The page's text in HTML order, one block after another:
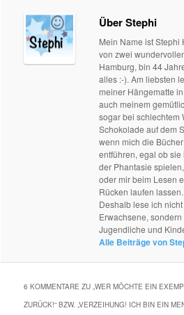
Über Stephi
Mein Name ist Stephi
von zwei
Hamburg, bin 44
alles :-). Am liebsten
meiner Hängematte
auch meinem
sogar bei schlechtem
Schokolade auf dem
wenn mich die
entführen, egal ob
der Phantasie
oder mir beim Lesen
Rücken laufen
Deshalb lese ich
Erwachsene,
Jugendliche und
Alle Beiträge von
6 KOMMENTARE ZU „WER MÖCHTE EIN
ZURÜCK!“ BZW. „VERZEIHUNG! ICH BIN EIN